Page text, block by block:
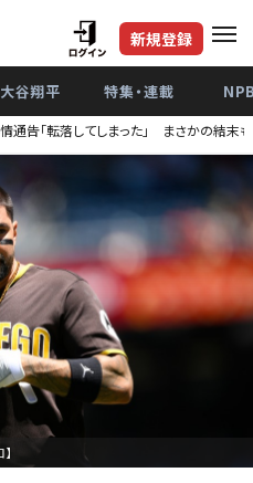
新規登録
大谷翔平 特集・連載
告「転落してしまった」 まさかの結末も